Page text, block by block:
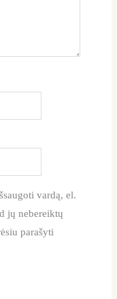
vardą, el.
jų nebereiktų
parašyti